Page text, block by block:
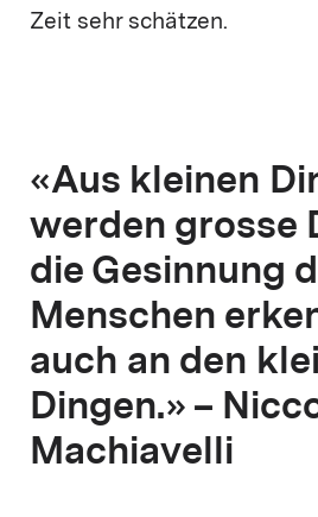
Zeit sehr schätzen.
«Aus kleinen
werden grosse
die Gesinnung
Menschen
auch an den
Dingen.» –
Machiavelli